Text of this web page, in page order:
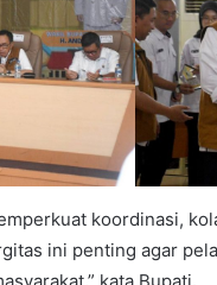
koordinasi,
ini penting agar